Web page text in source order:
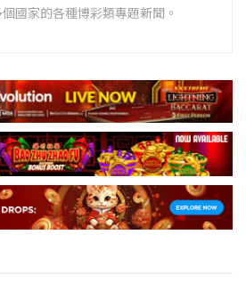
國家的各種博彩類專題新聞。